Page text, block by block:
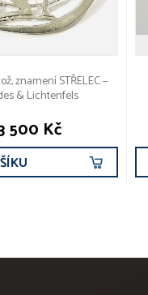
znamení STŘELEC –
& Lichtenfels
500 Kč